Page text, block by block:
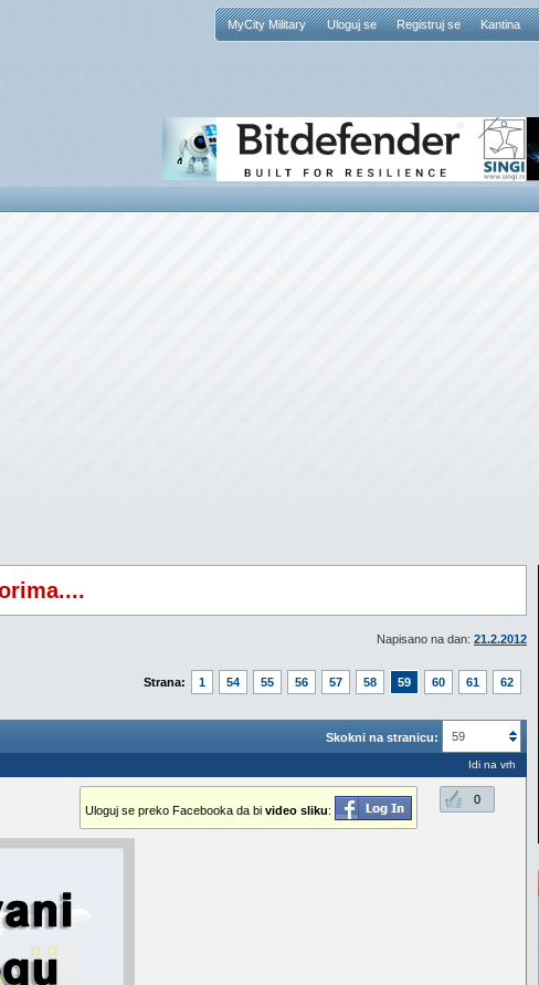
MyCity Military Uloguj se Registruj se Kantina
Napisano na dan: 21.2.2012
Strana: 1 54 55 56 57 58 59 60 61 62
Skokni na stranicu: 59
Idi na vrh
0
Uloguj se preko Facebooka da bi video sliku: